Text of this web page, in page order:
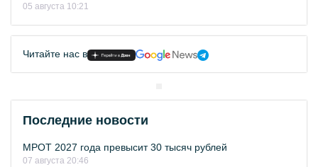
05 августа 10:21
Читайте нас в
Последние новости
МРОТ 2027 года превысит 30 тысяч рублей
07 августа 20:46